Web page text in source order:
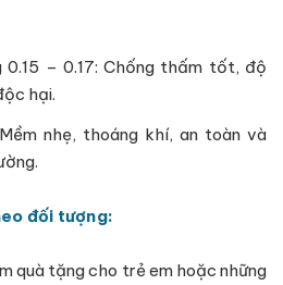
0.15 – 0.17: Chống thấm tốt, độ
hại.
nhẹ, thoáng khí, an toàn và
đối tượng:
quà tặng cho trẻ em hoặc những